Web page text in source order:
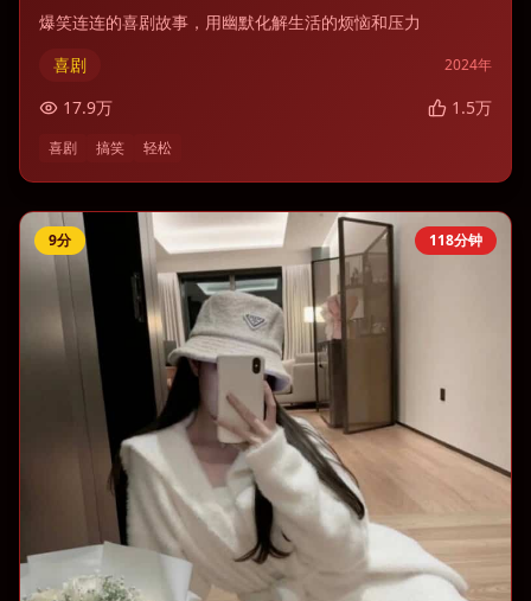
爆笑连连的喜剧故事，用幽默化解生活的烦恼和压力
喜剧
2024年
17.9万 1.5万
喜剧 搞笑 轻松
118分钟
9分